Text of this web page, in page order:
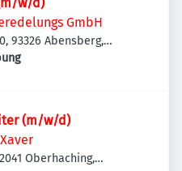
GmbH
93326 Abensberg,
(m/w/d)
Oberhaching,